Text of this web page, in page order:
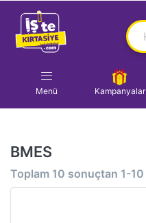
Menü Kampanyalar
BMES
Toplam 10 sonuçtan 1-10